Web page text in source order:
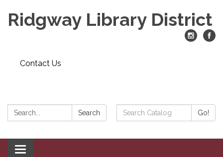
Ridgway Library District
Contact Us
Search: Search
Search
Catalog:
Go!
Toggle